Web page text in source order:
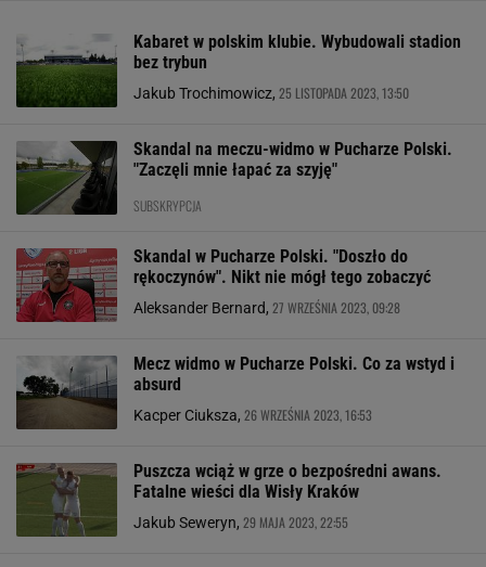
Kabaret w polskim klubie. Wybudowali stadion
bez trybun
Jakub Trochimowicz, 25 LISTOPADA 2023, 13:50
Skandal na meczu-widmo w Pucharze Polski.
"Zaczęli mnie łapać za szyję"
SUBSKRYPCJA
Skandal w Pucharze Polski. "Doszło do
rękoczynów". Nikt nie mógł tego zobaczyć
Aleksander Bernard, 27 WRZEŚNIA 2023, 09:28
Mecz widmo w Pucharze Polski. Co za wstyd i
absurd
Kacper Ciuksza, 26 WRZEŚNIA 2023, 16:53
Puszcza wciąż w grze o bezpośredni awans.
Fatalne wieści dla Wisły Kraków
Jakub Seweryn, 29 MAJA 2023, 22:55